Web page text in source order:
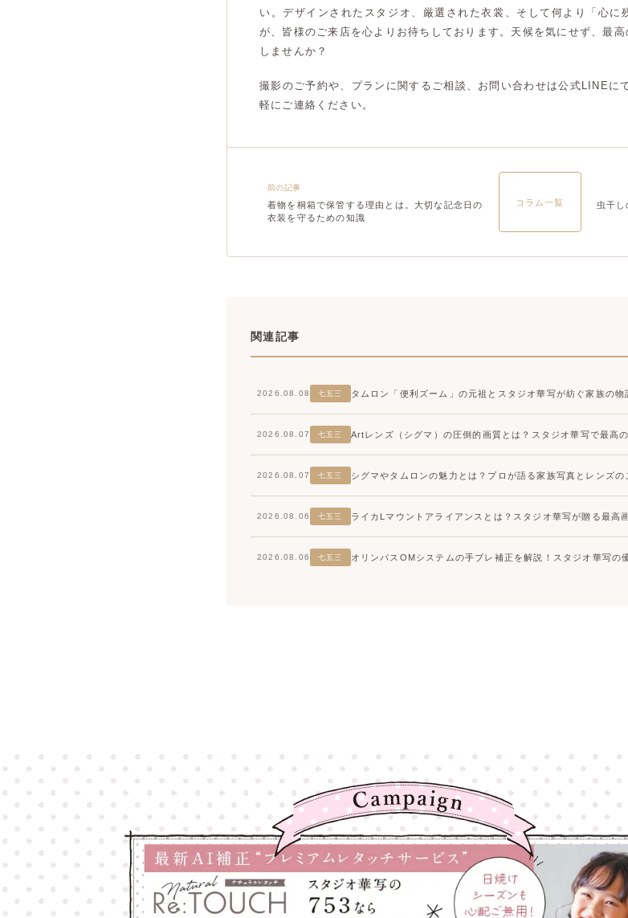
い。デザインされたスタジオ、厳選された衣裳、そして何より「心に
が、皆様のご来店を心よりお待ちしております。天候を気にせず、最
しませんか？
撮影のご予約や、プランに関するご相談、お問い合わせは公式LINEに
軽にご連絡ください。
前の記事
着物を桐箱で保管する理由とは。大切な記念日の
衣装を守るための知識
コラム一覧
虫干
関連記事
2026.08.08 七五三 タムロン「便利ズーム」の元祖とスタジオ華写が紡ぐ家族の物
2026.08.07 七五三 Artレンズ（シグマ）の圧倒的画質とは？スタジオ華写で最高
2026.08.07 七五三 シグマやタムロンの魅力とは？プロが語る家族写真とレンズの
2026.08.06 七五三 ライカLマウントアライアンスとは？スタジオ華写が贈る最高
2026.08.06 七五三 オリンパスOMシステムの手ブレ補正を解説！スタジオ華写の